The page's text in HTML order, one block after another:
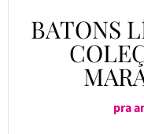
BATONS
pra